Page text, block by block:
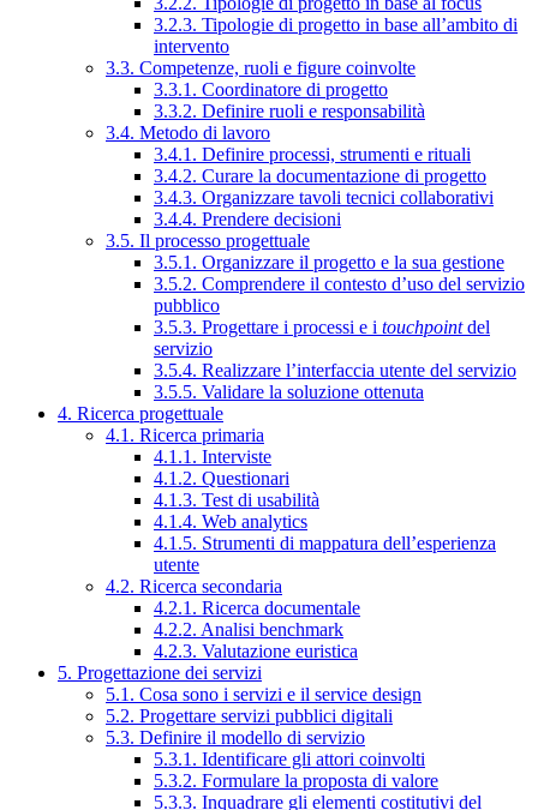
3.2.3. Tipologie di progetto in base all’ambito di
intervento
3.3. Competenze, ruoli e figure coinvolte
3.3.1. Coordinatore di progetto
3.3.2. Definire ruoli e responsabilità
3.4. Metodo di lavoro
3.4.1. Definire processi, strumenti e rituali
3.4.2. Curare la documentazione di progetto
3.4.3. Organizzare tavoli tecnici collaborativi
3.4.4. Prendere decisioni
3.5. Il processo progettuale
3.5.1. Organizzare il progetto e la sua gestione
3.5.2. Comprendere il contesto d’uso del servizio
pubblico
3.5.3. Progettare i processi e i touchpointdel
servizio
3.5.4. Realizzare l’interfaccia utente del servizio
3.5.5. Validare la soluzione ottenuta
4. Ricerca progettuale
4.1. Ricerca primaria
4.1.1. Interviste
4.1.2. Questionari
4.1.3. Test di usabilità
4.1.4. Web analytics
4.1.5. Strumenti di mappatura dell’esperienza
utente
4.2. Ricerca secondaria
4.2.1. Ricerca documentale
4.2.2. Analisi benchmark
4.2.3. Valutazione euristica
5. Progettazione dei servizi
5.1. Cosa sono i servizi e il service design
5.2. Progettare servizi pubblici digitali
5.3. Definire il modello di servizio
5.3.1. Identificare gli attori coinvolti
5.3.2. Formulare la proposta di valore
5.3.3. Inquadrare gli elementi costitutivi del